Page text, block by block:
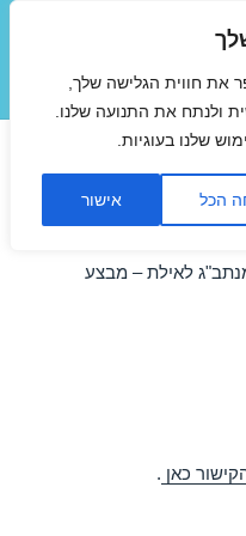
את חווית הגלישה שלך,
ולנתח את התנועה שלנו.
שלנו בעוגיות.
הכל אישור
תפריטים
ווידג'טים
בינואר
לאילת – מבצע
כאן .